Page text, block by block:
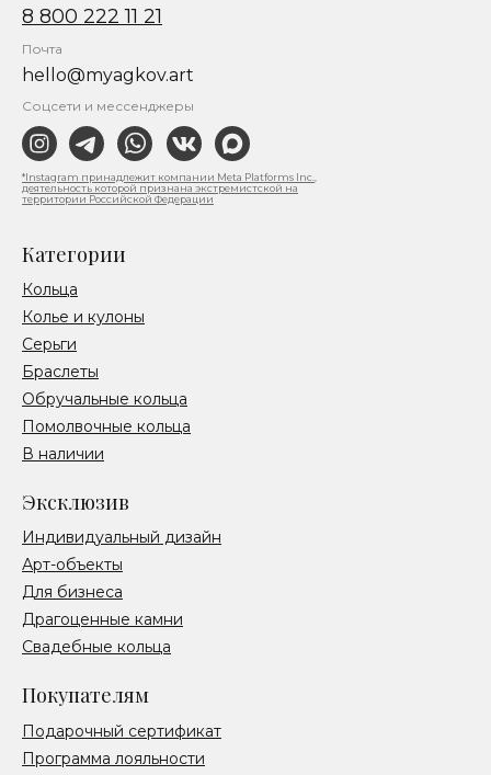
Покупателям
Эксклюзив
Категории
Подарочный сертификат
Свадебные кольца
Драгоценные камни
Для бизнеса
Арт-объекты
Индивидуальный дизайн
Помолвочные кольца
Обручальные кольца
Браслеты
Серьги
Колье и кулоны
Кольца
Соцсети и мессенджеры
hello@myagkov.art
Почта
8 800 222 11 21
*Instagram принадлежит компании Meta Platforms Inc.,
деятельность которой признана экстремистской на
территории Российской Федерации
Программа лояльности
В наличии